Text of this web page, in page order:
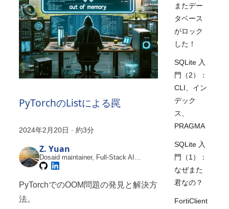
PyTorchのListによる罠
2024年2月20日 ·約3分
Z. Yuan
Dosaid maintainer, Full-Stack AI
Engineer
PyTorchでのOOM問題の発見と解決方
法。
またデー
タベース
がロック
した！
SQLite 入
門（2）：
CLI、イン
デック
ス、
PRAGMA
SQLite 入
門（1）：
なぜまた
君なの？
FortiClient